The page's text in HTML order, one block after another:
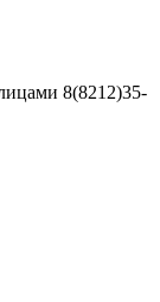
8(8212)35-